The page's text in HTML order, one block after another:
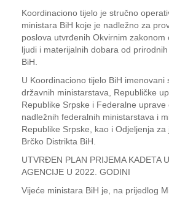
Koordinaciono tijelo je stručno
ministara BiH koje je nadležno za
poslova utvrđenih Okvirnim zakonom
ljudi i materijalnih dobara od
BiH.
U Koordinaciono tijelo BiH imenovani
državnih ministarstava, Republičke
Republike Srpske i Federalne uprave
nadležnih federalnih ministarstava i
Republike Srpske, kao i Odjeljenja
Brčko Distrikta BiH.
UTVRĐEN PLAN PRIJEMA KADETA
AGENCIJE U 2022. GODINI
Vijeće ministara BiH je, na prijedlog